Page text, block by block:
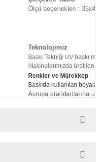
Ölçü seçenekleri :
Teknolojimiz
Baskı Tekniği UV baskı
Makinalarımızda üretilen
Renkler ve Mürekkep
Baskıda kullanılan
Avrupa standartlarına